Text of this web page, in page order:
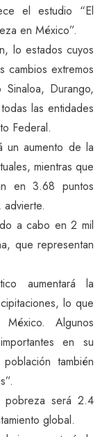
el estudio “El
en México”.
lo estados cuyos
cambios extremos
Durango,
las entidades
Federal.
un aumento de la
mientras que
en 3.68 puntos
a cabo en 2 mil
que representan
aumentará la
lo que
Algunos
en su
también
será 2.4
global.